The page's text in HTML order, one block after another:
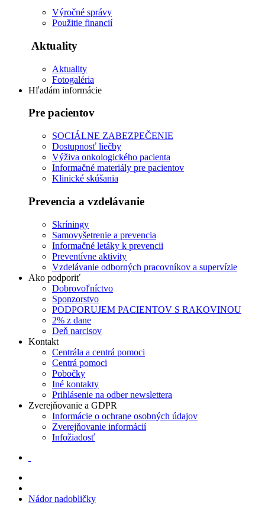
Výročné správy
Použitie financií
Aktuality
Aktuality
Fotogaléria
Hľadám informácie
Pre pacientov
SOCIÁLNE ZABEZPEČENIE
Dostupnosť liečby
Výživa onkologického pacienta
Informačné materiály pre pacientov
Klinické skúšania
Prevencia a vzdelávanie
Skríningy
Samovyšetrenie a prevencia
Informačné letáky k prevencii
Preventívne aktivity
Vzdelávanie odborných pracovníkov a supervízie
Ako podporiť
Dobrovoľníctvo
Sponzorstvo
PODPORUJEM PACIENTOV S RAKOVINOU
2% z dane
Deň narcisov
Kontakt
Centrála a centrá pomoci
Centrá pomoci
Pobočky
Iné kontakty
Prihlásenie na odber newslettera
Zverejňovanie a GDPR
Informácie o ochrane osobných údajov
Zverejňovanie informácií
Infožiadosť
Nádor nadobličky